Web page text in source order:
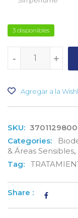
3 disponibles
+
- +
-
Agregar a la
SKU:
Categories:
& Áreas Sensibles,
Tag:
Share :